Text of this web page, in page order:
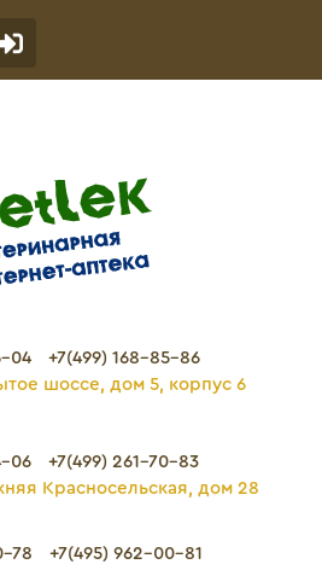
04
+7(499) 168-85-86
шоссе, дом 5, корпус 6
06
+7(499) 261-70-83
Красносельская, дом 28
78
+7(495) 962-00-81